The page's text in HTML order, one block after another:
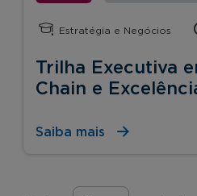
Estratégia e Negócios
Trilha Executiva
Chain e
Saiba mais